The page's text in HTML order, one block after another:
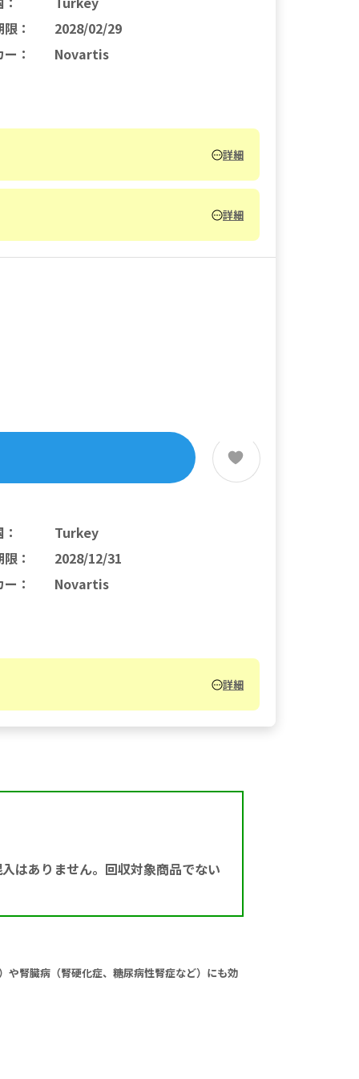
限：
2028/02/29
ー ： Novartis
詳細
詳細
：
Turkey
限：
2028/12/31
ー ： Novartis
詳細
はありません。回収対象商品でない
や腎臓病（腎硬化症、糖尿病性腎症など）にも効